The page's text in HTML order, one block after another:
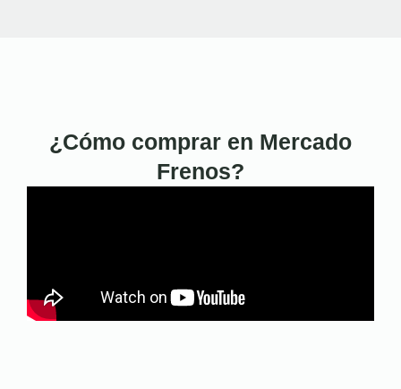
¿Cómo comprar en Mercado
Frenos?